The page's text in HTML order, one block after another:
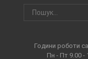
Години роботи
Пн - Пт 9.00 -